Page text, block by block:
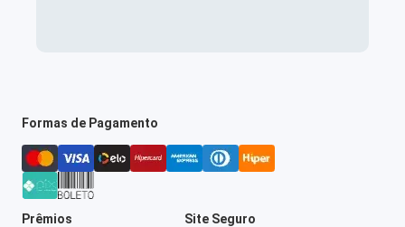
Formas de Pagamento
Prêmios Site Seguro